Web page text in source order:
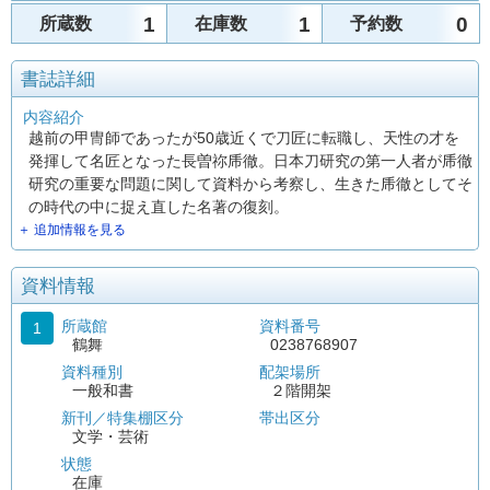
所蔵数 1 在庫数 1 予約数 0
書誌詳細
内容紹介
越前の甲冑師であったが50歳近くで刀匠に転職し、天性の才を
発揮して名匠となった長曽祢乕徹。日本刀研究の第一人者が乕徹
研究の重要な問題に関して資料から考察し、生きた乕徹としてそ
の時代の中に捉え直した名著の復刻。
＋ 追加情報を見る
資料情報
1
所蔵館
鶴舞
資料種別
一般和書
新刊／特集棚区分
文学・芸術
状態
在庫
資料番号
0238768907
配架場所
２階開架
帯出区分